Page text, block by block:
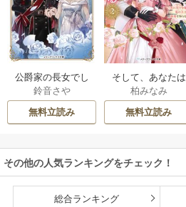
公爵家の長女でし
た
鈴音さや
無料立読み
そして、あなたは
私を捨てる
柏みなみ
無料立読み
その他の人気ランキングをチェック！
総合ランキング